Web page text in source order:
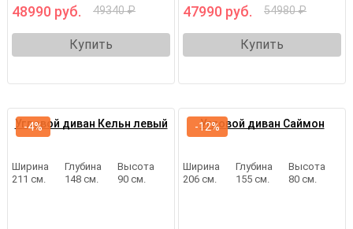
48990 руб. 49340 ₽
Купить
47990 руб. 54980 ₽
Купить
Угловой диван Кельн левый
Ширина
211 см.
Глубина
148 см.
Высота
90 см.
-4% Угловой диван Саймон
Ширина
206 см.
Глубина
155 см.
Высота
80 см.
-12%